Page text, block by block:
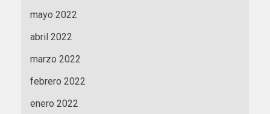
mayo 2022
abril 2022
marzo 2022
febrero 2022
enero 2022